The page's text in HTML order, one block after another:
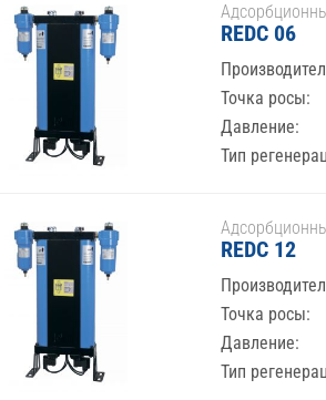
REDC 06
Точка росы:
Давление:
Тип
REDC 12
Точка росы:
Давление:
Тип